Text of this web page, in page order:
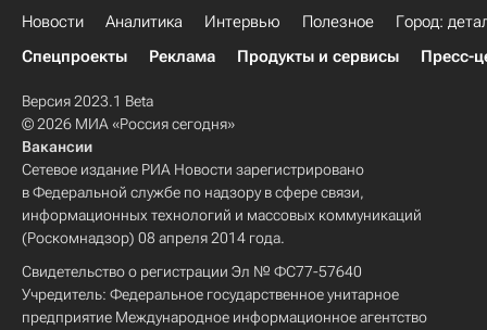
Новости Аналитика Интервью Полезное
Город:
Спецпроекты
Реклама Продукты и сервисы Пресс-
Версия 2023.1 Beta
© 2026 МИА «Россия сегодня»
Вакансии
Сетевое издание РИА Новости зарегистрировано
в Федеральной службе по надзору в сфере связи,
информационных технологий и массовых коммуникаций
(Роскомнадзор) 08 апреля 2014 года.
Свидетельство о регистрации Эл № ФС77-57640
Учредитель: Федеральное государственное унитарное
предприятие Международное информационное агентство